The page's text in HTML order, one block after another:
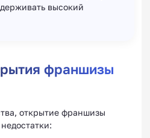
высокий
франшизы
открытие франшизы